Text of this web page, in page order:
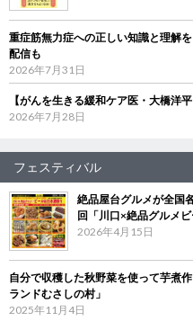
重症筋無力症への正しい知識と理解
配信も
2026年7月31日
【がんを生きる緩和ケア医・大橋洋
2026年7月28日
フェスティバル
絶品屋台グルメが全国
回「川口×絶品グルメ
2026年4月15日
自分で収穫した秋野菜を使って芋煮
ランドむさしの村」
2025年11月4日